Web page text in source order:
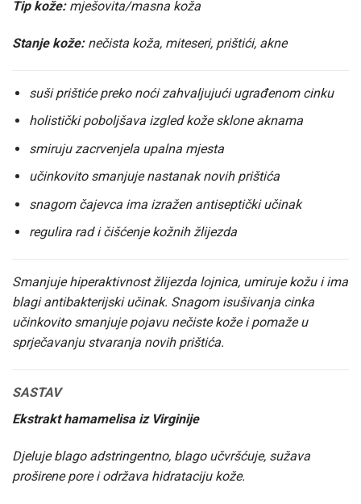
Tip kože:mješovita/masna koža
Stanje kože:nečista koža, miteseri, prištići, akne
suši prištiće preko noći zahvaljujući ugrađenom cinku
holistički poboljšava izgled kože sklone aknama
smiruju zacrvenjela upalna mjesta
učinkovito smanjuje nastanak novih prištića
snagom čajevca ima izražen antiseptički učinak
regulira rad i čišćenje kožnih žlijezda
Smanjuje hiperaktivnost žlijezda lojnica, umiruje kožu i ima
blagi antibakterijski učinak. Snagom isušivanja cinka
učinkovito smanjuje pojavu nečiste kože i pomaže u
sprječavanju stvaranja novih prištića.
SASTAV
Ekstrakt hamamelisa iz Virginije
Djeluje blago adstringentno, blago učvršćuje, sužava
proširene pore i održava hidrataciju kože.